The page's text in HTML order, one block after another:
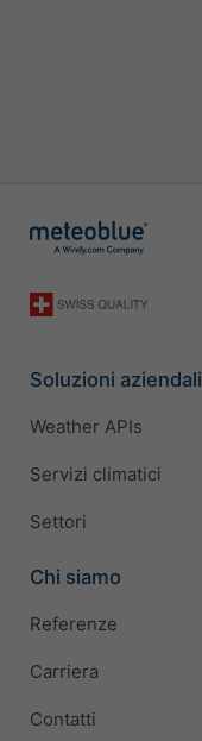
Soluzioni aziendali
Weather APIs
Servizi climatici
Settori
Chi siamo
Referenze
Carriera
Contatti